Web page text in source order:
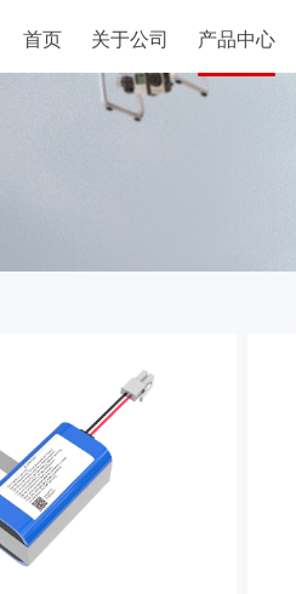
首页 关于公司 产品中心